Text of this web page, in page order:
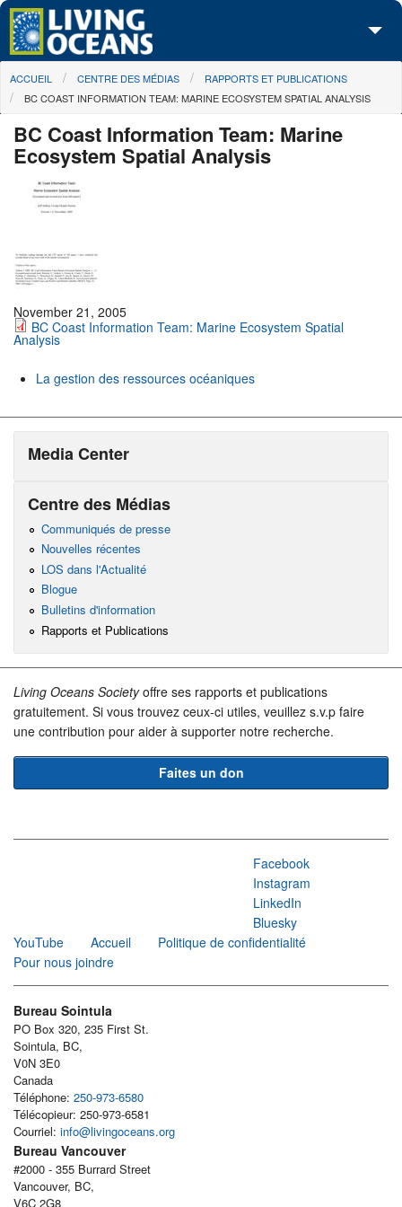
Skip to main content
À propos de nous
Centre des Médias
Les Cartes
You are here
ACCUEIL CENTRE DES MÉDIAS
RAPPORTS ET PUBLICATIONS
BC COAST INFORMATION TEAM: MARINE ECOSYSTEM SPATIAL ANALYSIS
BC Coast Information Team: Marine
Ecosystem Spatial Analysis
November 21, 2005
BC Coast Information Team: Marine Ecosystem Spatial
Analysis
La gestion des ressources océaniques
Media Center
Centre des Médias
Communiqués de presse
Nouvelles récentes
LOS dans l'Actualité
Blogue
Bulletins d'information
Rapports et Publications
Living Oceans Societyoffre ses rapports et publications
gratuitement. Si vous trouvez ceux-ci utiles, veuillez s.v.p faire
une contribution pour aider à supporter notre recherche.
Faites un don
Facebook
Instagram
LinkedIn
Bluesky
YouTube
Accueil
Politique de confidentialité
Pour nous joindre
Bureau Sointula
PO Box 320, 235 First St.
Sointula, BC,
V0N 3E0
Canada
Téléphone: 250-973-6580
Télécopieur: 250-973-6581
Courriel: info@livingoceans.org
Bureau Vancouver
#2000 - 355 Burrard Street
Vancouver, BC,
V6C 2G8